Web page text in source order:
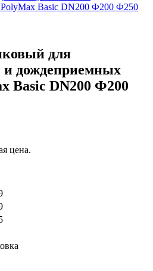
для
и дождеприемных
Basic DN200 Ф200
цена.